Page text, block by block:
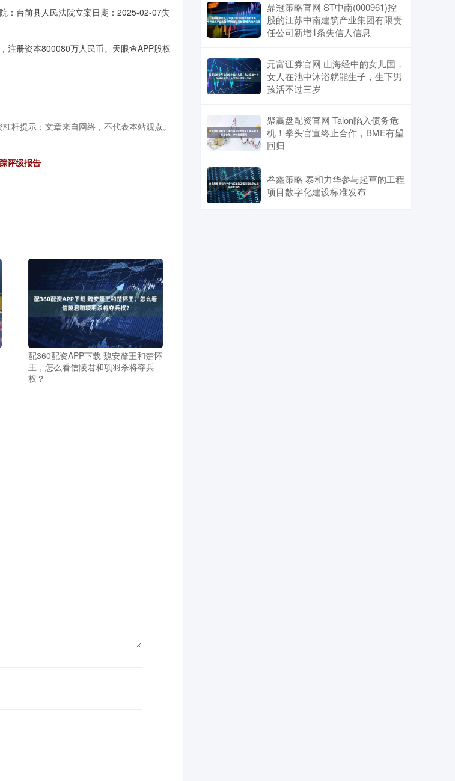
：台前县人民法院立案日期：2025-02-07失
注册资本800080万人民币。天眼查APP股权
杆提示：文章来自网络，不代表本站观点。
评级报告
配360配资APP下载 魏安釐王和楚怀
王，怎么看信陵君和项羽杀将夺兵
权？
鼎冠策略官网 ST中南(000961)控
股的江苏中南建筑产业集团有限责
任公司新增1条失信人信息
元富证券官网 山海经中的女儿国，
女人在池中沐浴就能生子，生下男
孩活不过三岁
聚赢盘配资官网 Talon陷入债务危
机！拳头官宣终止合作，BME有望
回归
叁鑫策略 泰和力华参与起草的工程
项目数字化建设标准发布